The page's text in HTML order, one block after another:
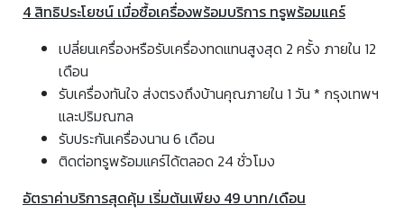
4 สิทธิประโยชน์ เมื่อซื้อเครื่องพร้อมบริการ ทรูพร้อมแคร์
เปลี่ยนเครื่องหรือรับเครื่องทดแทนสูงสุด 2 ครั้ง ภายใน 12
เดือน
รับเครื่องทันใจ ส่งตรงถึงบ้านคุณภายใน 1 วัน * กรุงเทพฯ
และปริมณฑล
รับประกันเครื่องนาน 6 เดือน
ติดต่อทรูพร้อมแคร์ได้ตลอด 24 ชั่วโมง
อัตราค่าบริการสุดคุ้ม เริ่มต้นเพียง 49 บาท/เดือน